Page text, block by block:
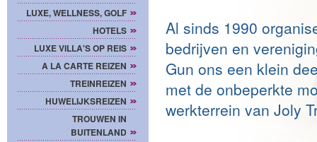
LUXE, WELLNESS, GOLF
HOTELS
LUXE VILLA'S OP REIS
A LA CARTE REIZEN
TREINREIZEN
HUWELIJKSREIZEN
TROUWEN IN
BUITENLAND
Al sinds 1990
bedrijven en
Gun ons een klein
met de onbeperkte
werkterrein van Joly